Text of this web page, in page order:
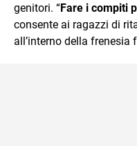
genitori. “Fare i compiti
consente ai ragazzi di
all’interno della frenesia